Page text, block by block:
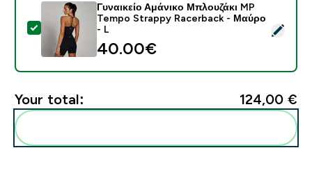
Select this product - Γυναικείο Αμάνικο Μπλουζάκι
Γυναικείο Αμάνικο Μπλουζάκι MP
Tempo Strappy Racerback - Μαύρο
- L
40.00€‎
Your total: 124,00 €‎